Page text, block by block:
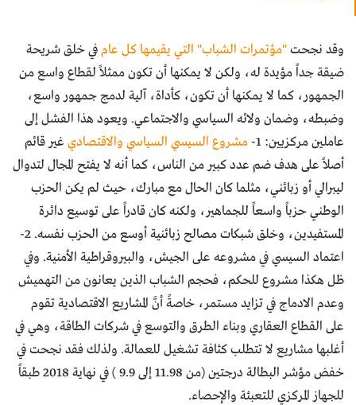
وقد نجحت"مؤتمرات الشباب" التي يقيمها كل عامفي خلق شريحة
ضيقة جداً مؤيدة له، ولكن لا يمكنها أن تكون ممثلاً لقطاع واسع من
الجمهور، كما لا يمكنها أن تكون، كأداة، آلية لدمج جمهور واسع،
وضبطه، وضمان ولائه السياسي والاجتماعي. ويعود هذا الفشل إلى
عاملين مركزيين: 1-
مشروع السيسي السياسي والاقتصادي غير قائم
أصلاً على هدف ضم عدد كبير من الناس، كما أنه لا يفتح المجال لتدوال
ليبرالي أو زبائني، مثلما كان الحال مع مبارك، حيث لم يكن الحزب
الوطني حزباً واسعاً للجماهير، ولكنه كان قادراً على توسيع دائرة
المستفيدين، وخلق شبكات مصالح زبائنية أوسع من الحزب نفسه. 2-
اعتماد السيسي في مشروعه على الجيش، والبيروقراطية الأمنية. وفي
ظل هكذا مشروع للحكم، فحجم الشباب الذين يعانون من التهميش
وعدم الادماج في تزايد مستمر، خاصةً أنَّ المشاريع الاقتصادية تقوم
على القطاع العقاري وبناء الطرق والتوسع في شركات الطاقة، وهي في
أغلبها مشاريع لا تتطلب كثافة تشغيل للعمالة. ولذلك فقد نجحت في
خفض مؤشر البطالة درجتين (من 11.98 إلى 9.9 ) في نهاية 2018 طبقاً
للجهاز المركزي للتعبئة والإحصاء.